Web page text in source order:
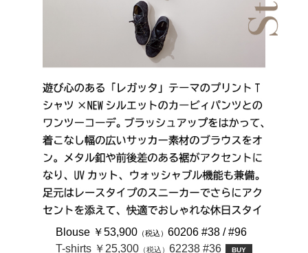
Blouse ￥53,900 （税込） 60206 #38 / #96
T-shirts ￥25,300 （税込） 62238 #36 BUY